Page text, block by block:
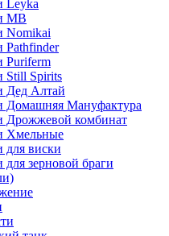
Leyka
MB
Nomikai
Puriferm
Still Spirits
Дед Алтай
Мануфактура
Дрожжевой комбинат
Хмельные
виски
зерновой браги